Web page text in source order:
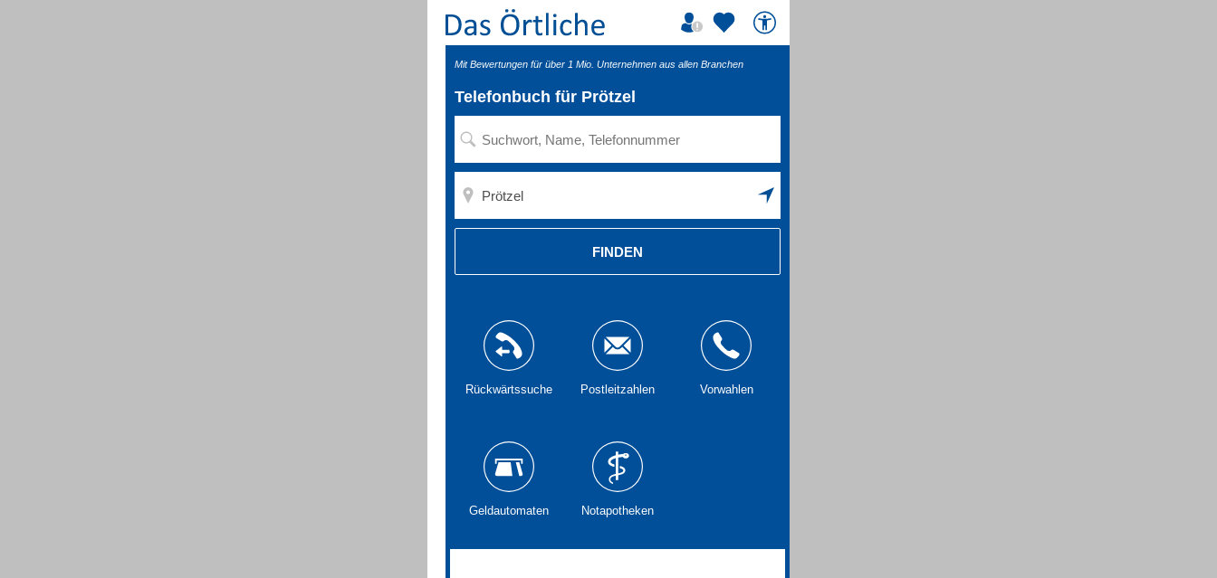
Mit Bewertungen für über 1 Mio. Unternehmen aus allen Branchen
Telefonbuch für Prötzel
FINDEN
Rückwärtssuche Postleitzahlen Vorwahlen
Geldautomaten Notapotheken